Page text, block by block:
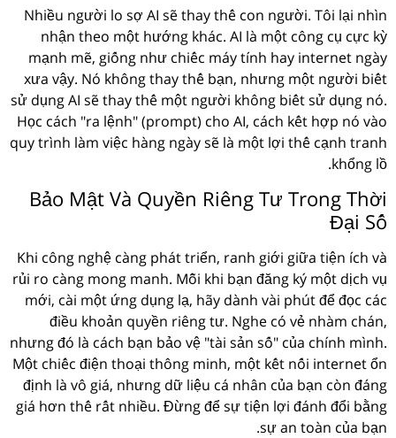
Nhiều người lo sợ AI sẽ thay thế con người. Tôi lại nhìn
nhận theo một hướng khác. AI là một công cụ cực kỳ
mạnh mẽ, giống như chiếc máy tính hay internet ngày
xưa vậy. Nó không thay thế bạn, nhưng một người biết
sử dụng AI sẽ thay thế một người không biết sử dụng nó.
Học cách "ra lệnh" (prompt) cho AI, cách kết hợp nó vào
quy trình làm việc hàng ngày sẽ là một lợi thế cạnh tranh
khổng lồ.
Bảo Mật Và Quyền Riêng Tư Trong Thời
Đại Số
Khi công nghệ càng phát triển, ranh giới giữa tiện ích và
rủi ro càng mong manh. Mỗi khi bạn đăng ký một dịch vụ
mới, cài một ứng dụng lạ, hãy dành vài phút để đọc các
điều khoản quyền riêng tư. Nghe có vẻ nhàm chán,
nhưng đó là cách bạn bảo vệ "tài sản số" của chính mình.
Một chiếc điện thoại thông minh, một kết nối internet ổn
định là vô giá, nhưng dữ liệu cá nhân của bạn còn đáng
giá hơn thế rất nhiều. Đừng để sự tiện lợi đánh đổi bằng
sự an toàn của bạn.